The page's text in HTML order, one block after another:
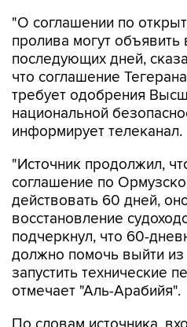
"О соглашении по
пролива могут объявить
последующих дней,
что соглашение
требует одобрения
национальной
информирует телеканал.
"Источник продолжил,
соглашение по
действовать 60 дней,
восстановление
подчеркнул, что 60-
должно помочь выйти
запустить технические
отмечает "Аль-Арабийя".